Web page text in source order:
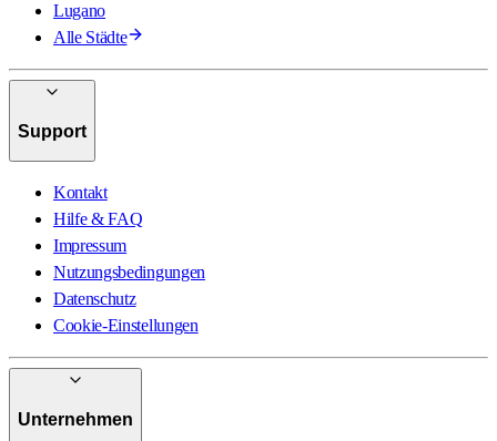
Lugano
Alle Städte
Support
Kontakt
Hilfe & FAQ
Impressum
Nutzungsbedingungen
Datenschutz
Cookie-Einstellungen
Unternehmen